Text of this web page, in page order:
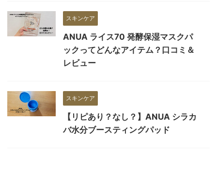
スキンケア
ANUA ライス70 発酵保湿マスクパ
ックってどんなアイテム？口コミ＆
レビュー
スキンケア
【リピあり？なし？】ANUA シラカ
バ水分ブースティングパッド